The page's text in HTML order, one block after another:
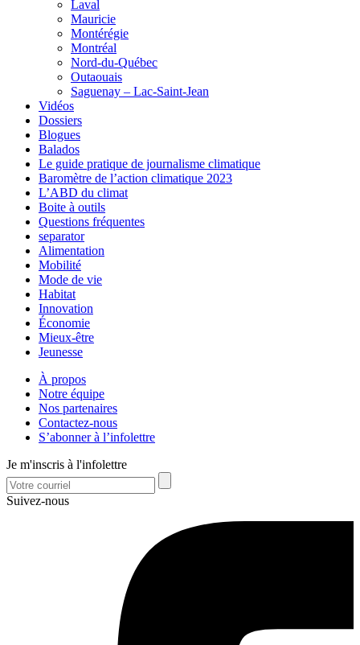
Laval
Mauricie
Montérégie
Montréal
Nord-du-Québec
Outaouais
Saguenay – Lac-Saint-Jean
Vidéos
Dossiers
Blogues
Balados
Le guide pratique de journalisme climatique
Baromètre de l’action climatique 2023
L’ABD du climat
Boite à outils
Questions fréquentes
separator
Alimentation
Mobilité
Mode de vie
Habitat
Innovation
Économie
Mieux-être
Jeunesse
À propos
Notre équipe
Nos partenaires
Contactez-nous
S’abonner à l’infolettre
Je m'inscris à l'infolettre
Suivez-nous